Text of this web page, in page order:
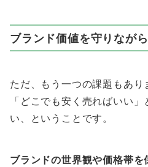
ブランド価値を守りなが
ただ、もう一つの課題もあり
「どこでも安く売ればいい
い、ということです。
ブランドの世界観や価格帯を